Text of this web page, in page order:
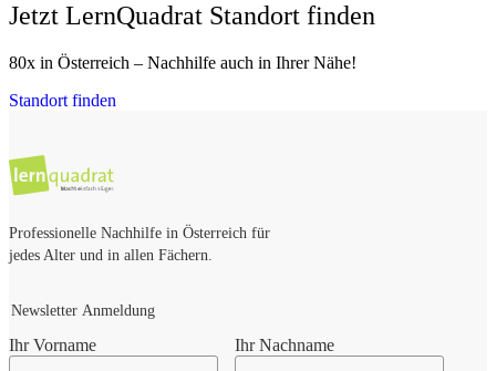
Jetzt LernQuadrat Standort finden
80x in Österreich – Nachhilfe auch in Ihrer Nähe!
Standort finden
Professionelle Nachhilfe in Österreich für
jedes Alter und in allen Fächern.
Newsletter Anmeldung
Ihr Vorname Ihr Nachname